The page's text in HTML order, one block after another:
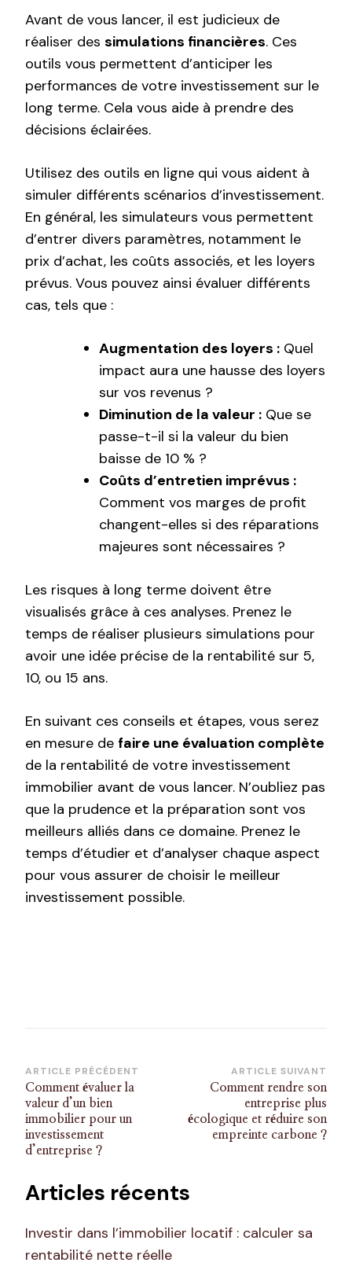
Avant de vous lancer, il est judicieux de
réaliser des simulations financières. Ces
outils vous permettent d’anticiper les
performances de votre investissement sur le
long terme. Cela vous aide à prendre des
décisions éclairées.
Utilisez des outils en ligne qui vous aident à
simuler différents scénarios d’investissement.
En général, les simulateurs vous permettent
d’entrer divers paramètres, notamment le
prix d’achat, les coûts associés, et les loyers
prévus. Vous pouvez ainsi évaluer différents
cas, tels que :
Augmentation des loyers : Quel
impact aura une hausse des loyers
sur vos revenus ?
Diminution de la valeur : Que se
passe-t-il si la valeur du bien
baisse de 10 % ?
Coûts d’entretien imprévus :
Comment vos marges de profit
changent-elles si des réparations
majeures sont nécessaires ?
Les risques à long terme doivent être
visualisés grâce à ces analyses. Prenez le
temps de réaliser plusieurs simulations pour
avoir une idée précise de la rentabilité sur 5,
10, ou 15 ans.
En suivant ces conseils et étapes, vous serez
en mesure de faire une évaluation complète
de la rentabilité de votre investissement
immobilier avant de vous lancer. N’oubliez pas
que la prudence et la préparation sont vos
meilleurs alliés dans ce domaine. Prenez le
temps d’étudier et d’analyser chaque aspect
pour vous assurer de choisir le meilleur
investissement possible.
Navigation
d’article
ARTICLE PRÉCÉDENT
Comment évaluer la
valeur d’un bien
immobilier pour un
investissement
d’entreprise ?
ARTICLE SUIVANT
Comment rendre son
entreprise plus
écologique et réduire son
empreinte carbone ?
Articles récents
Investir dans l’immobilier locatif : calculer sa
rentabilité nette réelle